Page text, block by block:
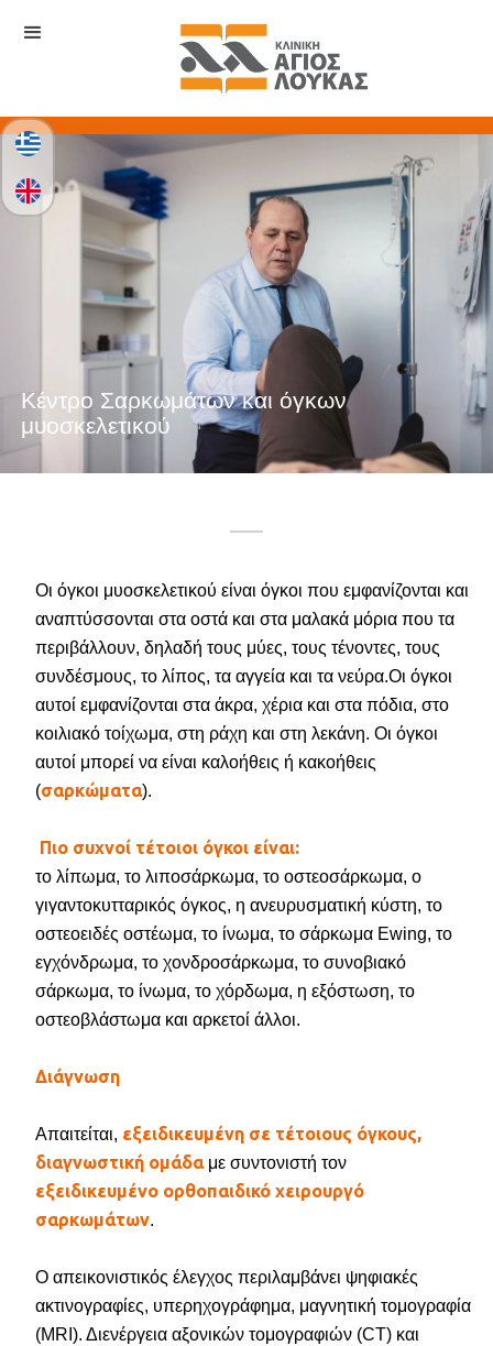
Κέντρο Σαρκωμάτων και όγκων
μυοσκελετικού
Οι όγκοι μυοσκελετικού είναι όγκοι που εμφανίζονται και
αναπτύσσονται στα οστά και στα μαλακά μόρια που τα
περιβάλλουν, δηλαδή τους μύες, τους τένοντες, τους
συνδέσμους, το λίπος, τα αγγεία και τα νεύρα.Οι όγκοι
αυτοί εμφανίζονται στα άκρα, χέρια και στα πόδια, στο
κοιλιακό τοίχωμα, στη ράχη και στη λεκάνη. Οι όγκοι
αυτοί μπορεί να είναι καλοήθεις ή κακοήθεις
(σαρκώματα).
Πιο συχνοί τέτοιοι όγκοι είναι:
το λίπωμα, το λιποσάρκωμα, το οστεοσάρκωμα, ο
γιγαντοκυτταρικός όγκος, η ανευρυσματική κύστη, το
οστεοειδές οστέωμα, το ίνωμα, το σάρκωμα Ewing, το
εγχόνδρωμα, το χονδροσάρκωμα, το συνοβιακό
σάρκωμα, το ίνωμα, το χόρδωμα, η εξόστωση, το
οστεοβλάστωμα και αρκετοί άλλοι.
Διάγνωση
Απαιτείται, εξειδικευμένη σε τέτοιους όγκους,
διαγνωστική ομάδα με συντονιστή τον
εξειδικευμένο ορθοπαιδικό χειρουργό
σαρκωμάτων.
Ο απεικονιστικός έλεγχος περιλαμβάνει ψηφιακές
ακτινογραφίες, υπερηχογράφημα, μαγνητική τομογραφία
(MRI). Διενέργεια αξονικών τομογραφιών (CT) και